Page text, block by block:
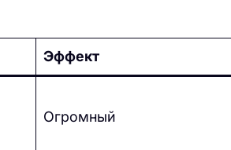
Эффект
Огромный